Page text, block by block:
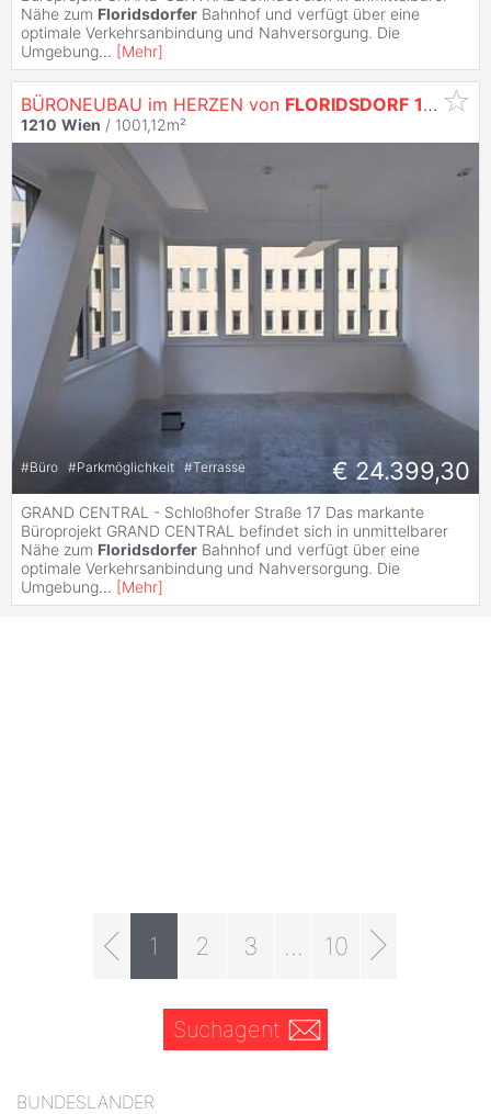
Nähe zum Floridsdorfer Bahnhof und verfügt über eine
optimale Verkehrsanbindung und Nahversorgung. Die
Umgebung... [Mehr]
BÜRONEUBAU im HERZEN von FLORIDSDORF 1210
1210 Wien / 1001,12m²
#Büro #Parkmöglichkeit #Terrasse € 24.399,30
GRAND CENTRAL - Schloßhofer Straße 17 Das markante
Büroprojekt GRAND CENTRAL befindet sich in unmittelbarer
Nähe zum Floridsdorfer Bahnhof und verfügt über eine
optimale Verkehrsanbindung und Nahversorgung. Die
Umgebung... [Mehr]
1 2 3 10
Suchagent
BUNDESLÄNDER